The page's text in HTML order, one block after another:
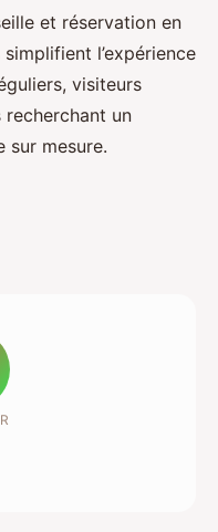
et réservation en
l’expérience
visiteurs
un
sur mesure.